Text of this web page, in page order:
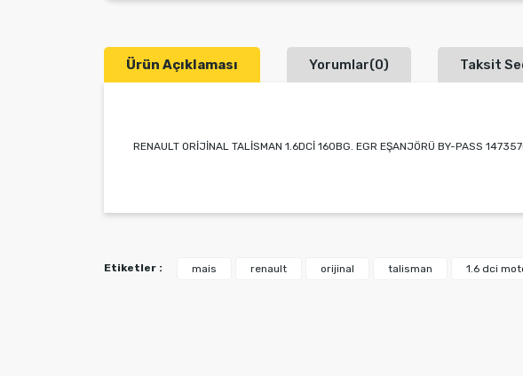
Ürün Açıklaması Yorumlar(0) Taksit
RENAULT ORİJİNAL TALİSMAN 1.6DCİ 160BG. EGR EŞANJÖRÜ BY-PASS
Ürün açıklamasında eksik bilgiler bulunuyor.
Etiketler : mais renault orijinal talisman 1.6 dci